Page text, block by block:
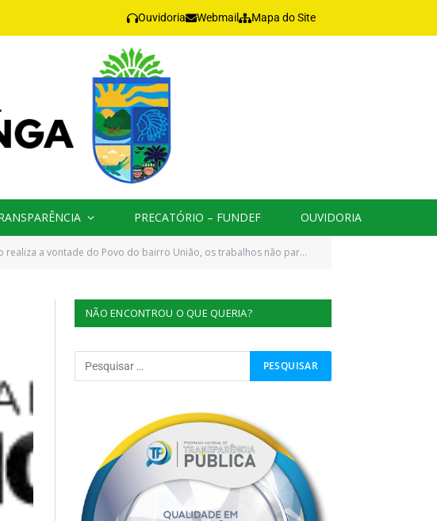
Ouvidoria Webmail Mapa do Site
PRECATÓRIO – FUNDEF OUVIDORIA
a vontade do Povo do bairro União, os trabalhos não param!
NÃO ENCONTROU O QUE QUERIA?